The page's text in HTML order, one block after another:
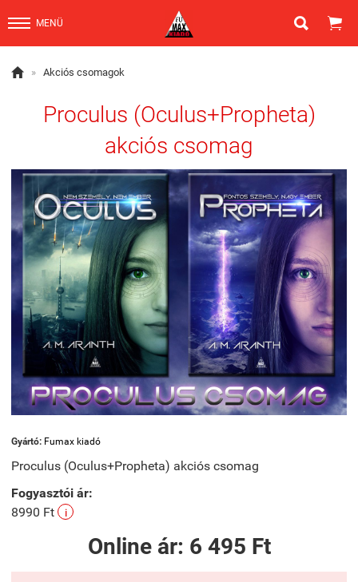
MENÜ  
 » Akciós csomagok
Proculus (Oculus+Propheta)
akciós csomag
Gyártó: Fumax kiadó
Proculus (Oculus+Propheta) akciós csomag
Fogyasztói ár:
8990 Ft
i
Online ár: 6 495 Ft